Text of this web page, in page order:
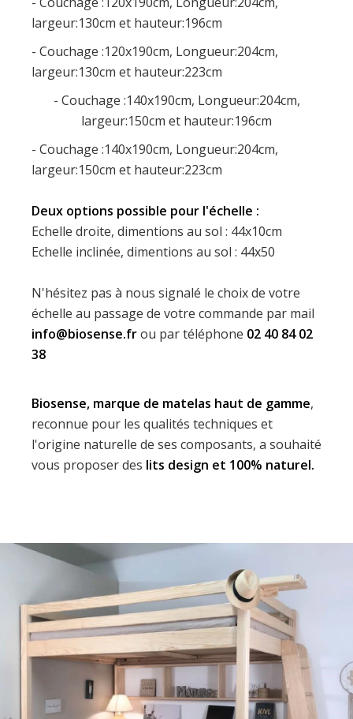
largeur:130cm et hauteur:196cm
- Couchage :120x190cm, Longueur:204cm,
largeur:130cm et hauteur:223cm
- Couchage :140x190cm, Longueur:204cm,
largeur:150cm et hauteur:196cm
- Couchage :140x190cm, Longueur:204cm,
largeur:150cm et hauteur:223cm
Deux options possible pour l'échelle :
Echelle droite, dimentions au sol : 44x10cm
Echelle inclinée, dimentions au sol : 44x50
N'hésitez pas à nous signalé le choix de votre
échelle au passage de votre commande par mail
info@biosense.frou par téléphone 02 40 84 02
38
Biosense, marque de matelas haut de gamme,
reconnue pour les qualités techniques et
l'origine naturelle de ses composants, a souhaité
vous proposer des lits design et 100% naturel.